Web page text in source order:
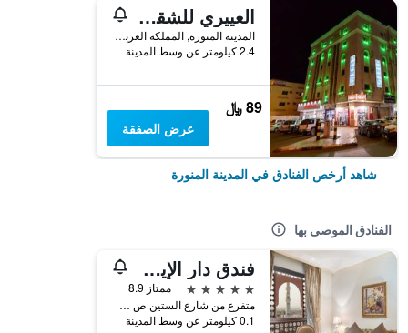
العييري للشقق المفروشة المدينة المنورة 3
المدينة المنورة, المملكة العربية السعودية
2.4 كيلومتر عن وسط المدينة
89 ﷼
عرض الصفقة
شاهد أرخص الفنادق في المدينة المنورة
الفنادق الموصى بها
فندق دار الإيمان إنتركونتيننتال بالمدينة المنورة، أحد الفنادق من مجموعة فنادق إنتركونتيننتال
5 نجوم
ممتاز 8.9
متفرع من شارع الستين ص ب, المدينة المنورة, المملكة العربية السعودية
0.1 كيلومتر عن وسط المدينة